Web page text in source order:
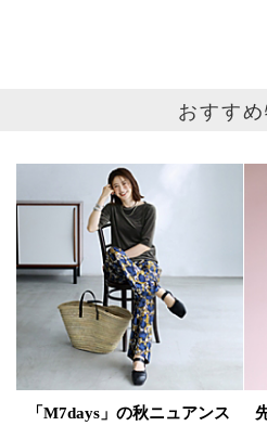
掲載雑誌
価格 円～
表示オプション
すべて
おすす
「M7days」の秋ニュアンス